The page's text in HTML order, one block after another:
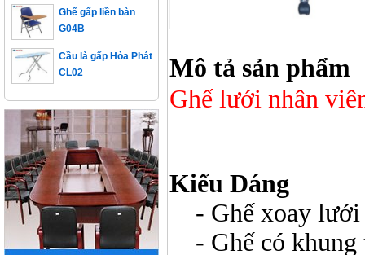
Mô tả sản phẩm
Ghế lưới nhân
Kiểu Dáng
- Ghế xoay lưới
- Ghế có khung
G04B
CL02